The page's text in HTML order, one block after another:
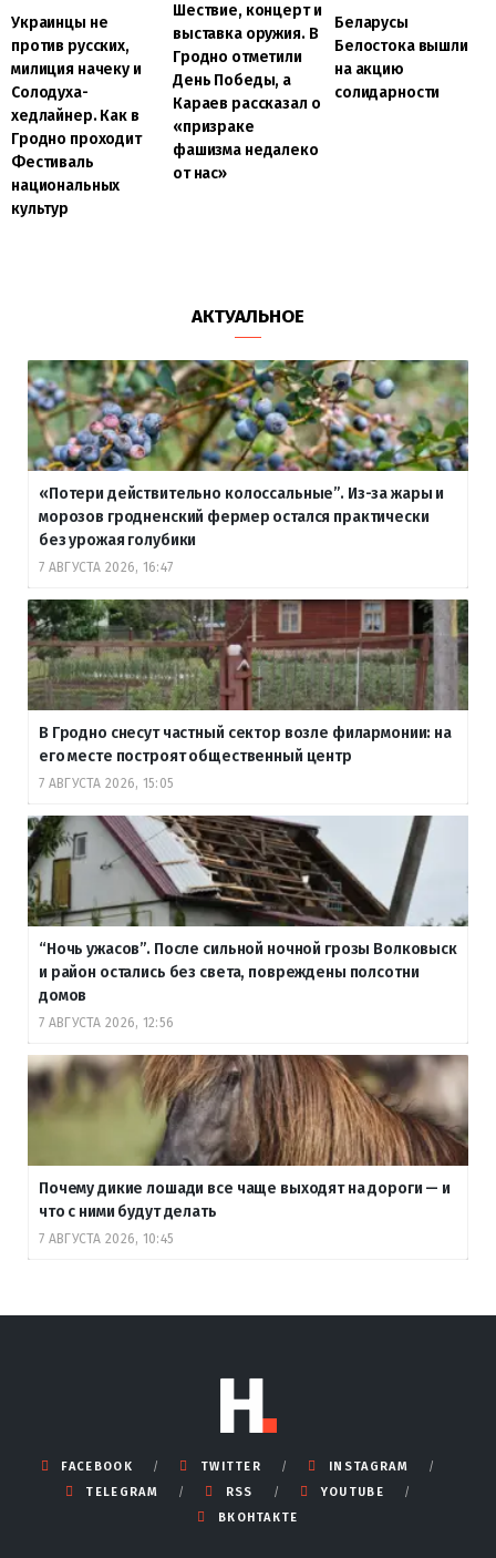
Украинцы не
против русских,
милиция начеку и
Солодуха-
хедлайнер. Как в
Гродно проходит
Фестиваль
национальных
культур
Шествие, концерт и
выставка оружия. В
Гродно отметили
День Победы, а
Караев рассказал о
«призраке
фашизма недалеко
от нас»
Беларусы
Белостока вышли
на акцию
солидарности
АКТУАЛЬНОЕ
«Потери действительно колоссальные”. Из-за жары и
морозов гродненский фермер остался практически
без урожая голубики
7 АВГУСТА 2026, 16:47
В Гродно снесут частный сектор возле филармонии: на
его месте построят общественный центр
7 АВГУСТА 2026, 15:05
“Ночь ужасов”. После сильной ночной грозы Волковыск
и район остались без света, повреждены полсотни
домов
7 АВГУСТА 2026, 12:56
Почему дикие лошади все чаще выходят на дороги — и
что с ними будут делать
7 АВГУСТА 2026, 10:45
FACEBOOK TWITTER
INSTAGRAM
TELEGRAM
RSS
YOUTUBE
ВКОНТАКТЕ